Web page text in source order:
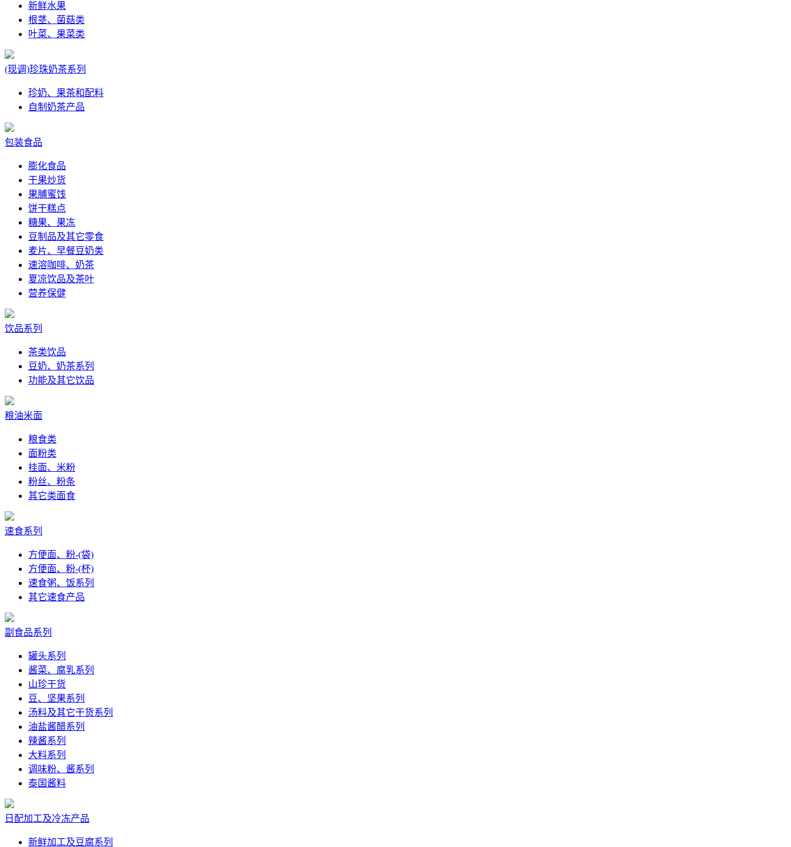
新鲜水果
根茎、菌菇类
叶菜、果菜类
(现调)珍珠奶茶系列
珍奶、果茶和配料
自制奶茶产品
包装食品
膨化食品
干果炒货
果脯蜜饯
饼干糕点
糖果、果冻
豆制品及其它零食
麦片、早餐豆奶类
速溶咖啡、奶茶
夏凉饮品及茶叶
营养保健
饮品系列
茶类饮品
豆奶、奶茶系列
功能及其它饮品
粮油米面
粮食类
面粉类
挂面、米粉
粉丝、粉条
其它类面食
速食系列
方便面、粉-(袋)
方便面、粉-(杯)
速食粥、饭系列
其它速食产品
副食品系列
罐头系列
酱菜、腐乳系列
山珍干货
豆、坚果系列
汤料及其它干货系列
油盐酱醋系列
辣酱系列
大料系列
调味粉、酱系列
泰国酱料
日配加工及冷冻产品
新鲜加工及豆腐系列